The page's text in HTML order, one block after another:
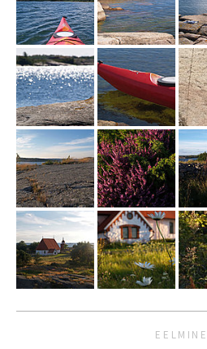
EELMINE